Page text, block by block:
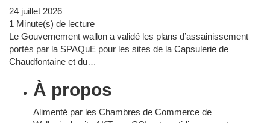
24 juillet 2026
1 Minute(s) de lecture
Le Gouvernement wallon a validé les plans d’assainissement
portés par la SPAQuE pour les sites de la Capsulerie de
Chaudfontaine et du…
À propos
Alimenté par les Chambres de Commerce de